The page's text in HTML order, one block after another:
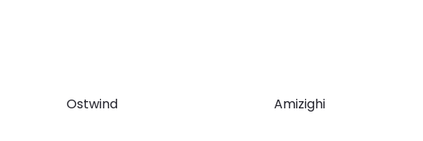
Ostwind Amizighi